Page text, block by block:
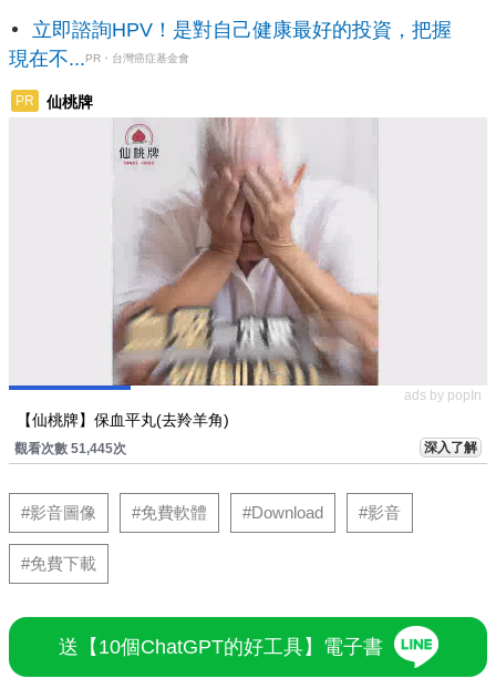
立即諮詢HPV！是對自己健康最好的投資，把握
現在不...PR・台灣癌症基金會
PR 仙桃牌
ads by popIn
【仙桃牌】保血平丸(去羚羊角)
觀看次數 51,445次 深入了解
#影音圖像 #免費軟體 #Download #影音
#免費下載
送【10個ChatGPT的好工具】電子書